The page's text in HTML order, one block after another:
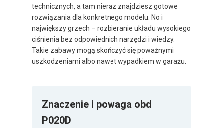
technicznych, a tam nieraz znajdziesz gotowe
rozwiązania dla konkretnego modelu. No i
największy grzech – rozbieranie układu wysokiego
ciśnienia bez odpowiednich narzędzi i wiedzy.
Takie zabawy mogą skończyć się poważnymi
uszkodzeniami albo nawet wypadkiem w garażu.
Znaczenie i powaga obd
P020D